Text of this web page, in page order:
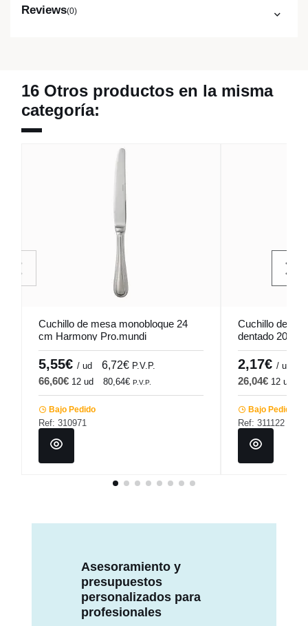
Reviews(0)
16 Otros productos en la misma
categoría:
Cuchillo de mesa monobloque 24
cm Harmony Pro.mundi
5,55€ / ud 6,72€ P.V.P.
66,60€ 12 ud 80,64€ P.V.P.
Bajo Pedido
Ref: 310971
Cuchillo de
dentado 20,3
2,17€ / ud
26,04€ 12 ud
Bajo Pedido
Ref: 311122
Asesoramiento y
presupuestos
personalizados para
profesionales